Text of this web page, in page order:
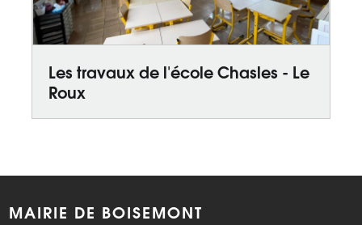
Les travaux de l'école Chasles - Le
Roux
MAIRIE DE BOISEMONT